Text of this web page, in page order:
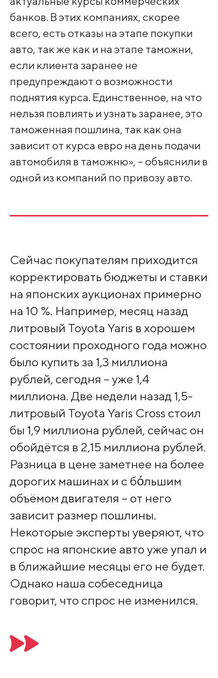
банков. В этих компаниях, скорее
всего, есть отказы на этапе покупки
авто, так же как и на этапе таможни,
если клиента заранее не
предупреждают о возможности
поднятия курса. Единственное, на что
нельзя повлиять и узнать заранее, это
таможенная пошлина, так как она
зависит от курса евро на день подачи
автомобиля в таможню», – объяснили в
одной из компаний по привозу авто.
Сейчас покупателям приходится
корректировать бюджеты и ставки
на японских аукционах примерно
на 10 %. Например, месяц назад
литровый Toyota Yaris в хорошем
состоянии проходного года можно
было купить за 1,3 миллиона
рублей, сегодня – уже 1,4
миллиона. Две недели назад 1,5-
литровый Toyota Yaris Cross стоил
бы 1,9 миллиона рублей, сейчас он
обойдётся в 2,15 миллиона рублей.
Разница в цене заметнее на более
дорогих машинах и с бо́льшим
объёмом двигателя – от него
зависит размер пошлины.
Некоторые эксперты уверяют, что
спрос на японские авто уже упал и
в ближайшие месяцы его не будет.
Однако наша собеседница
говорит, что спрос не изменился.